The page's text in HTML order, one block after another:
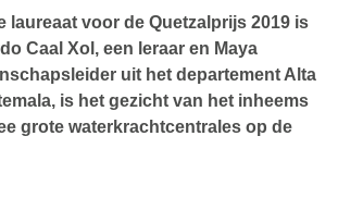
laureaat voor de Quetzalprijs 2019 is
Caal Xol, een leraar en Maya
uit het departement Alta
is het gezicht van het inheems
grote waterkrachtcentrales op de